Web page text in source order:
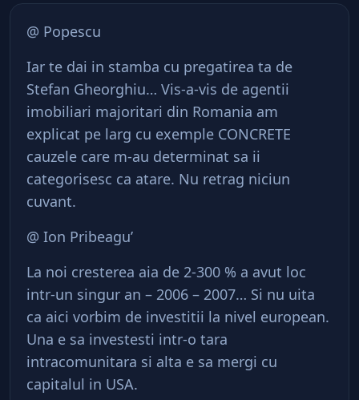
@ Popescu
Iar te dai in stamba cu pregatirea ta de
Stefan Gheorghiu… Vis-a-vis de agentii
imobiliari majoritari din Romania am
explicat pe larg cu exemple CONCRETE
cauzele care m-au determinat sa ii
categorisesc ca atare. Nu retrag niciun
cuvant.
@ Ion Pribeagu’
La noi cresterea aia de 2-300 % a avut loc
intr-un singur an – 2006 – 2007… Si nu uita
ca aici vorbim de investitii la nivel european.
Una e sa investesti intr-o tara
intracomunitara si alta e sa mergi cu
capitalul in USA.